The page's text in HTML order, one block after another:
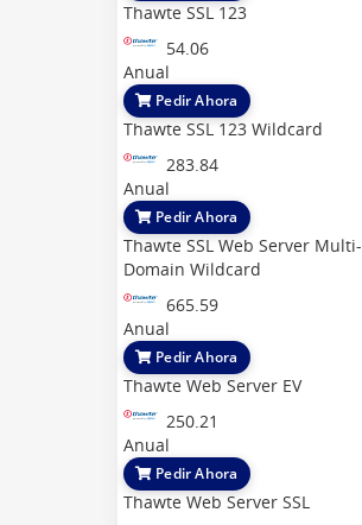
Thawte SSL 123
54.06
Anual
Pedir Ahora
Thawte SSL 123 Wildcard
283.84
Anual
Pedir Ahora
Thawte SSL Web Server Multi-
Domain Wildcard
665.59
Anual
Pedir Ahora
Thawte Web Server EV
250.21
Anual
Pedir Ahora
Thawte Web Server SSL